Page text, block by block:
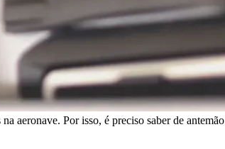
aeronave. Por isso, é preciso saber de antemão